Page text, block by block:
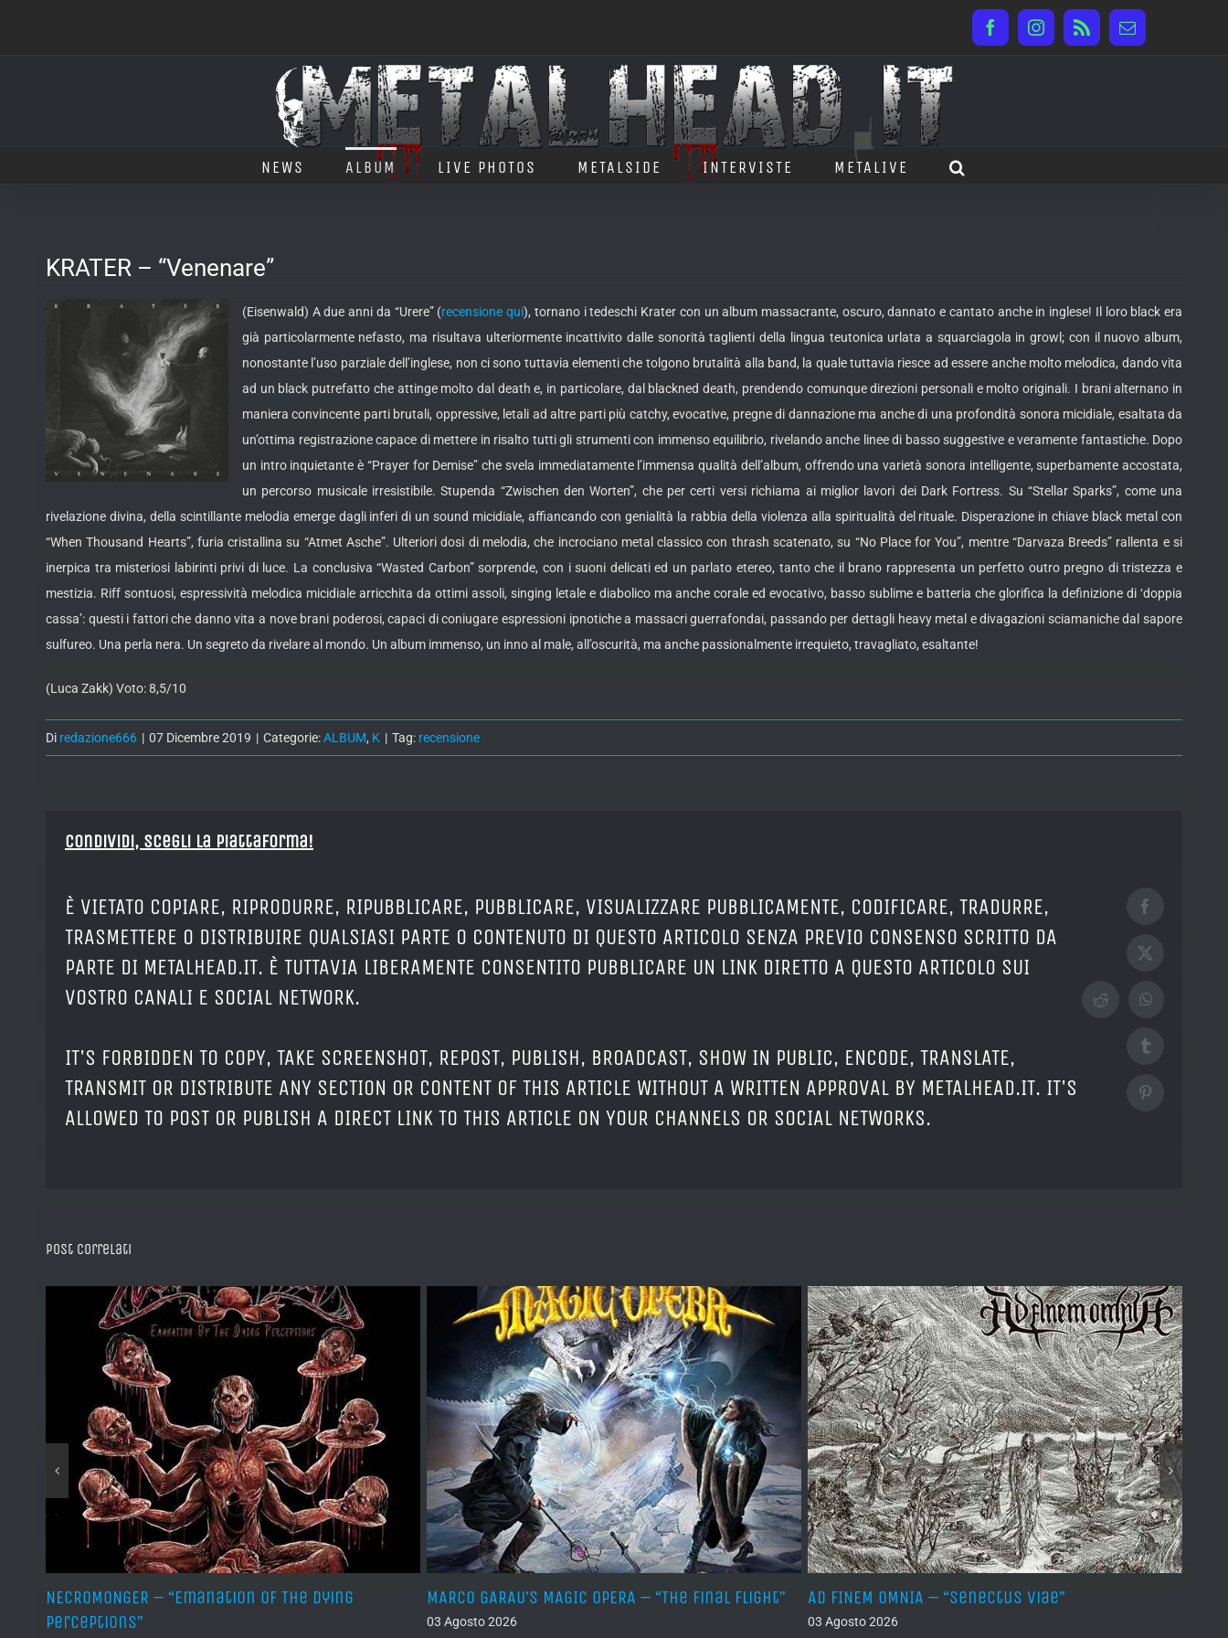
FacebookInstagram
Rss Email
NEWS ALBUM LIVE PHOTOS METALSIDE INTERVISTE METALIVE
KRATER – “Venenare”
(Eisenwald) A due anni da “Urere” (recensione qui), tornano i tedeschi Krater con un album massacrante, oscuro, dannato e cantato anche in inglese! Il loro black era
già particolarmente nefasto, ma risultava ulteriormente incattivito dalle sonorità taglienti della lingua teutonica urlata a squarciagola in growl; con il nuovo album,
nonostante l’uso parziale dell’inglese, non ci sono tuttavia elementi che tolgono brutalità alla band, la quale tuttavia riesce ad essere anche molto melodica, dando vita
ad un black putrefatto che attinge molto dal death e, in particolare, dal blackned death, prendendo comunque direzioni personali e molto originali. I brani alternano in
maniera convincente parti brutali, oppressive, letali ad altre parti più catchy, evocative, pregne di dannazione ma anche di una profondità sonora micidiale, esaltata da
un’ottima registrazione capace di mettere in risalto tutti gli strumenti con immenso equilibrio, rivelando anche linee di basso suggestive e veramente fantastiche. Dopo
un intro inquietante è “Prayer for Demise” che svela immediatamente l’immensa qualità dell’album, offrendo una varietà sonora intelligente, superbamente accostata,
un percorso musicale irresistibile. Stupenda “Zwischen den Worten”, che per certi versi richiama ai miglior lavori dei Dark Fortress. Su “Stellar Sparks”, come una
rivelazione divina, della scintillante melodia emerge dagli inferi di un sound micidiale, affiancando con genialità la rabbia della violenza alla spiritualità del rituale. Disperazione in chiave black metal con
“When Thousand Hearts”, furia cristallina su “Atmet Asche”. Ulteriori dosi di melodia, che incrociano metal classico con thrash scatenato, su “No Place for You”, mentre “Darvaza Breeds” rallenta e si
inerpica tra misteriosi labirinti privi di luce. La conclusiva “Wasted Carbon” sorprende, con i suoni delicati ed un parlato etereo, tanto che il brano rappresenta un perfetto outro pregno di tristezza e
mestizia. Riff sontuosi, espressività melodica micidiale arricchita da ottimi assoli, singing letale e diabolico ma anche corale ed evocativo, basso sublime e batteria che glorifica la definizione di ‘doppia
cassa’: questi i fattori che danno vita a nove brani poderosi, capaci di coniugare espressioni ipnotiche a massacri guerrafondai, passando per dettagli heavy metal e divagazioni sciamaniche dal sapore
sulfureo. Una perla nera. Un segreto da rivelare al mondo. Un album immenso, un inno al male, all’oscurità, ma anche passionalmente irrequieto, travagliato, esaltante!
(Luca Zakk) Voto: 8,5/10
Di redazione666 | 07 Dicembre 2019 | Categorie:ALBUM, K | Tag: recensione
Condividi, Scegli la piattaforma!
È VIETATO COPIARE, RIPRODURRE, RIPUBBLICARE, PUBBLICARE, VISUALIZZARE PUBBLICAMENTE, CODIFICARE, TRADURRE,
TRASMETTERE O DISTRIBUIRE QUALSIASI PARTE O CONTENUTO DI QUESTO ARTICOLO SENZA PREVIO CONSENSO SCRITTO DA
PARTE DI METALHEAD.IT. È TUTTAVIA LIBERAMENTE CONSENTITO PUBBLICARE UN LINK DIRETTO A QUESTO ARTICOLO SUI
VOSTRO CANALI E SOCIAL NETWORK.
IT'S FORBIDDEN TO COPY, TAKE SCREENSHOT, REPOST, PUBLISH, BROADCAST, SHOW IN PUBLIC, ENCODE, TRANSLATE,
TRANSMIT OR DISTRIBUTE ANY SECTION OR CONTENT OF THIS ARTICLE WITHOUT A WRITTEN APPROVAL BY METALHEAD.IT. IT'S
ALLOWED TO POST OR PUBLISH A DIRECT LINK TO THIS ARTICLE ON YOUR CHANNELS OR SOCIAL NETWORKS.
Facebook
X
RedditWhatsApp
Tumblr
Pinterest
Post correlati
NECROMONGER – “Emanation Of The Dying
Perceptions”
MARCO GARAU’S MAGIC OPERA – “The Final Flight”
03 Agosto 2026
AD FINEM OMNIA – “Senectus Viae”
03 Agosto 2026